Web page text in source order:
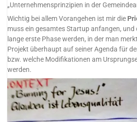
„Unternehmensprinzipien in der
Wichtig bei allem Vorangehen ist mir die
muss ein gesamtes Startup anfangen,
lange erste Phase werden, in der man
Projekt überhaupt auf seiner Agenda für
bzw. welche Modifikationen am
werden.